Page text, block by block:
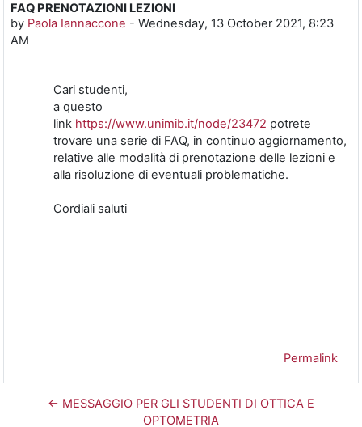
FAQ PRENOTAZIONI LEZIONI
by Paola Iannaccone - Wednesday, 13 October 2021, 8:23
AM
Number of replies: 0
Cari studenti,
a questo
link https://www.unimib.it/node/23472 potrete
trovare una serie di FAQ, in continuo aggiornamento,
relative alle modalità di prenotazione delle lezioni e
alla risoluzione di eventuali problematiche.
Cordiali saluti
Permalink
← MESSAGGIO PER GLI STUDENTI DI OTTICA E
OPTOMETRIA